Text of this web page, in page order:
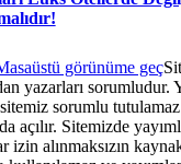
görünüme geç
yazarları sorumludur.
sorumlu
açılır. Sitemizde
izin alınmaksızın